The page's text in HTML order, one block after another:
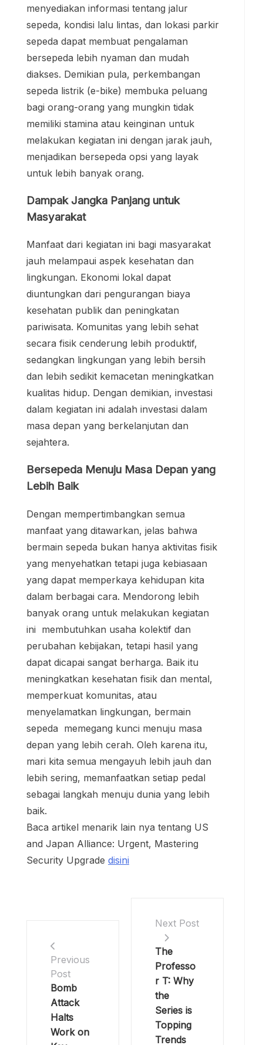
menyediakan informasi tentang jalur
sepeda, kondisi lalu lintas, dan lokasi parkir
sepeda dapat membuat pengalaman
bersepeda lebih nyaman dan mudah
diakses. Demikian pula, perkembangan
sepeda listrik (e-bike) membuka peluang
bagi orang-orang yang mungkin tidak
memiliki stamina atau keinginan untuk
melakukan kegiatan ini dengan jarak jauh,
menjadikan bersepeda opsi yang layak
untuk lebih banyak orang.
Dampak Jangka Panjang untuk
Masyarakat
Manfaat dari kegiatan ini bagi masyarakat
jauh melampaui aspek kesehatan dan
lingkungan. Ekonomi lokal dapat
diuntungkan dari pengurangan biaya
kesehatan publik dan peningkatan
pariwisata. Komunitas yang lebih sehat
secara fisik cenderung lebih produktif,
sedangkan lingkungan yang lebih bersih
dan lebih sedikit kemacetan meningkatkan
kualitas hidup. Dengan demikian, investasi
dalam kegiatan ini adalah investasi dalam
masa depan yang berkelanjutan dan
sejahtera.
Bersepeda Menuju Masa Depan yang
Lebih Baik
Dengan mempertimbangkan semua
manfaat yang ditawarkan, jelas bahwa
bermain sepeda bukan hanya aktivitas fisik
yang menyehatkan tetapi juga kebiasaan
yang dapat memperkaya kehidupan kita
dalam berbagai cara. Mendorong lebih
banyak orang untuk melakukan kegiatan
ini membutuhkan usaha kolektif dan
perubahan kebijakan, tetapi hasil yang
dapat dicapai sangat berharga. Baik itu
meningkatkan kesehatan fisik dan mental,
memperkuat komunitas, atau
menyelamatkan lingkungan, bermain
sepeda memegang kunci menuju masa
depan yang lebih cerah. Oleh karena itu,
mari kita semua mengayuh lebih jauh dan
lebih sering, memanfaatkan setiap pedal
sebagai langkah menuju dunia yang lebih
baik.
Baca artikel menarik lain nya tentang US
and Japan Alliance: Urgent, Mastering
Security Upgrade disini
Previous
Post
Bomb
Attack
Halts
Work on
Next Post
The
Professo
r T: Why
the
Series is
Topping
Trends